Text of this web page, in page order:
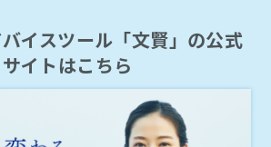
イスツール「文賢」の公式
サイトはこちら